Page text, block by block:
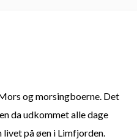
og morsingboerne. Det
da udkommet alle dage
på øen i Limfjorden.